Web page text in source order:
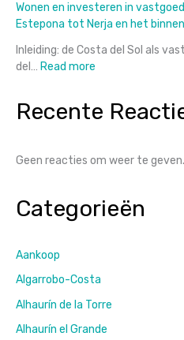
Wonen en investeren in
Estepona tot Nerja en het
Inleiding: de Costa del Sol als
del… Read more
investeren
aan
Costa
del
Estepona
en
Recente
Geen reacties om weer te geven.
Categorieën
Aankoop
Algarrobo-Costa
Alhaurín de la Torre
Alhaurín el Grande